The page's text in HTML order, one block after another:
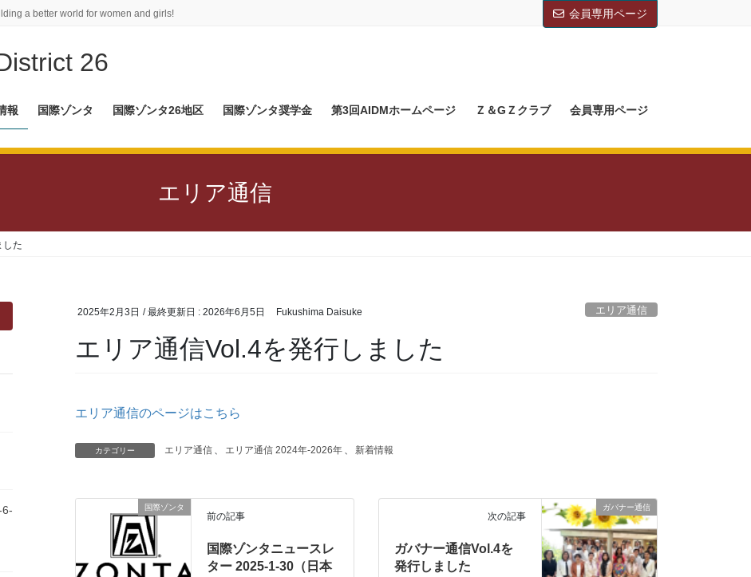
a better world for women and girls! 会員専用ページ
26
報 国際ゾンタ 国際ゾンタ26地区 国際ゾンタ奨学金 第3回AIDMホームページ Ｚ＆GＺクラブ 会員専用ページ
エリア通信
した
2025年2月3日 / 最終更新日 : 2026年6月5日 Fukushima Daisuke エリア通信
エリア通信Vol.4を発行しました
エリア通信のページはこちら
カテゴリー エリア通信 、 エリア通信 2024年-2026年 、 新着情報
国際ゾンタ
前の記事
国際ゾンタニュースレ
ター 2025-1-30（日本
ガバナー通信
次の記事
ガバナー通信Vol.4を
発行しました
6-